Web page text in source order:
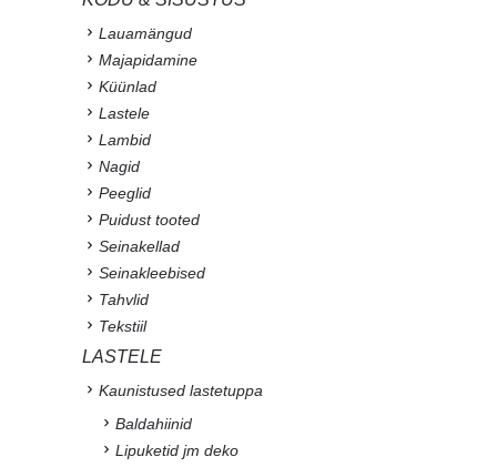
Lauamängud
Majapidamine
Küünlad
Lastele
Lambid
Nagid
Peeglid
Puidust tooted
Seinakellad
Seinakleebised
Tahvlid
Tekstiil
LASTELE
Kaunistused lastetuppa
Baldahiinid
Lipuketid jm deko